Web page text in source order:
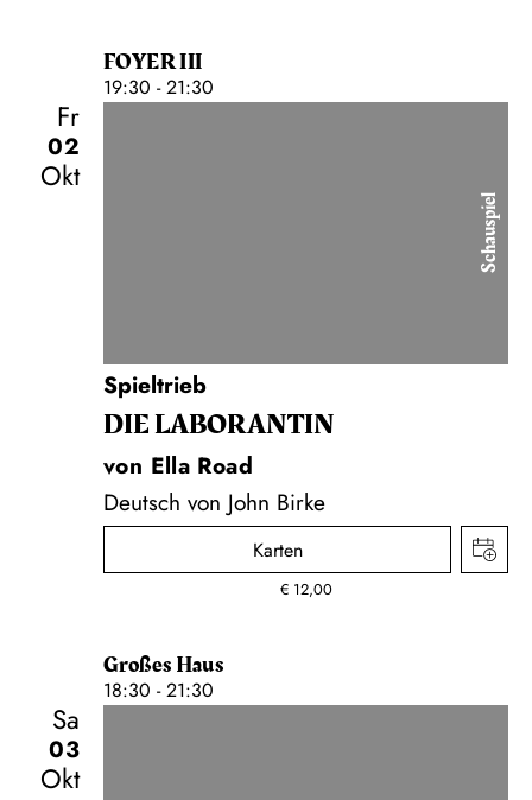
FOYER III
19:30 - 21:30
Fr
02
Okt
Schauspiel
Spieltrieb
DIE LA­BO­RAN­TIN
von Ella Road
Deutsch von John Birke
Karten
€ 12,00
Großes Haus
18:30 - 21:30
Sa
03
Okt